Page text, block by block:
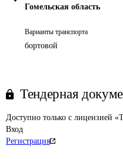
Гомельская область
Варианты транспорта
бортовой
Тендерная
Доступно только с лицензией
Вход
Регистрация